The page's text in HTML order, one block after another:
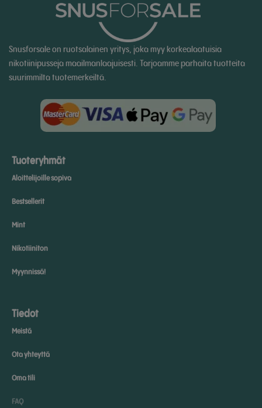
Snusforsale on ruotsalainen yritys, joka myy korkealaatuisia
nikotiinipusseja maailmanlaajuisesti. Tarjoamme parhaita tuotteita
suurimmilta tuotemerkeiltä.
Tuoteryhmät
Aloittelijoille sopiva
Bestsellerit
Mint
Nikotiiniton
Myynnissä!
Tiedot
Meistä
Ota yhteyttä
Oma tili
FAQ